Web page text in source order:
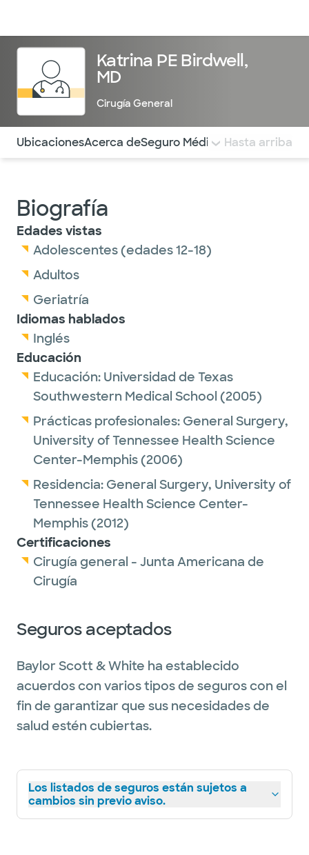
Katrina PE Birdwell,
MD
Cirugía General
Utilice esta navegación para saltar rápidamente a
UbicacionesAcerca deSeguro Médico COMENTARIOS
Hasta arriba
Biografía
Edades vistas
Adolescentes (edades 12-18)
Adultos
Geriatría
Idiomas hablados
Inglés
Educación
Educación: Universidad de Texas
Southwestern Medical School (2005)
Prácticas profesionales: General Surgery,
University of Tennessee Health Science
Center-Memphis(2006)
Residencia: General Surgery, University of
Tennessee Health Science Center-
Memphis(2012)
Certificaciones
Cirugía general - Junta Americana de
Cirugía
Seguros aceptados
Baylor Scott & White ha establecido
acuerdos con varios tipos de seguros con el
fin de garantizar que sus necesidades de
salud estén cubiertas.
Los listados de seguros están sujetos a
cambios sin previo aviso.